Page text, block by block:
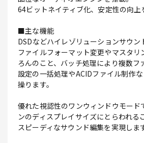
64ビットネイティブ化、安定性の向上
■主な機能
DSDなどハイレゾリューションサウ
ファイルフォーマット変更やマスタリ
ろんのこと、バッチ処理により複数フ
設定の一括処理やACIDファイル制作
操ります。
優れた視認性のワンウィンドウモード
ンのディスプレイサイズにとらわれる
スピーディなサウンド編集を実現しま